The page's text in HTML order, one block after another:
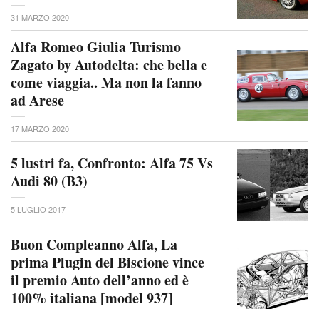
31 MARZO 2020
Alfa Romeo Giulia Turismo
Zagato by Autodelta: che bella e
come viaggia.. Ma non la fanno
ad Arese
17 MARZO 2020
5 lustri fa, Confronto: Alfa 75 Vs
Audi 80 (B3)
5 LUGLIO 2017
Buon Compleanno Alfa, La
prima Plugin del Biscione vince
il premio Auto dell’anno ed è
100% italiana [model 937]